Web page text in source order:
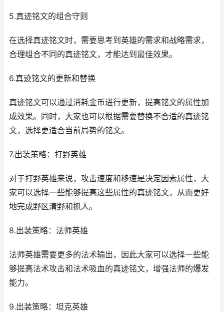
5.真迹铭文的组合守则
在选择真迹铭文时，需要思考到英雄的需求和战略需求，
合理组合不同的真迹铭文，才能达到最佳效果。
6.真迹铭文的更新和替换
真迹铭文可以通过消耗金币进行更新，提高铭文的属性加
成效果。同时，大家也可以根据需要替换不合适的真迹铭
文，选择更适合当前局势的铭文。
7.出装策略：打野英雄
对于打野英雄来说，攻击速度和移速是决定因素属性，大
家可以选择一些能够提高这些属性的真迹铭文，从而更好
地完成野区清野和抓人。
8.出装策略：法师英雄
法师英雄需要更多的法术输出，因此大家可以选择一些能
够提高法术攻击和法术吸血的真迹铭文，增强法师的爆发
能力。
9.出装策略：坦克英雄